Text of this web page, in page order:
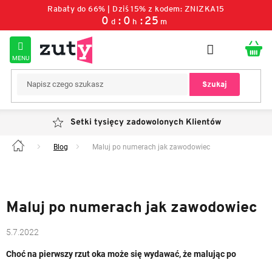
Rabaty do 66% | Dziś 15% z kodem: ZNIZKA15
0 d 0 h 25 m
Szukaj
Setki tysięcy zadowolonych Klientów
Home Blog Maluj po numerach jak zawodowiec
Maluj po numerach jak zawodowiec
5.7.2022
Choć na pierwszy rzut oka może się wydawać, że malując po